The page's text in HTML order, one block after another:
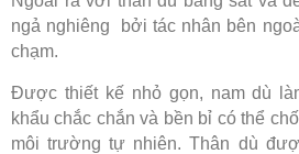
ngả nghiêng bởi tác nhân bên
chạm.
Được thiết kế nhỏ gọn, nam dù
khẩu chắc chắn và bền bỉ có thể
môi trường tự nhiên. Thân dù